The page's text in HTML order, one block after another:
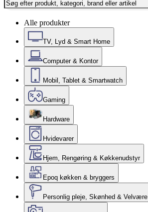
Alle produkter
TV, Lyd & Smart Home
Computer & Kontor
Mobil, Tablet & Smartwatch
Gaming
Hardware
Hvidevarer
Hjem, Rengøring & Køkkenudstyr
Epoq køkken & bryggers
Personlig pleje, Skønhed & Velvære